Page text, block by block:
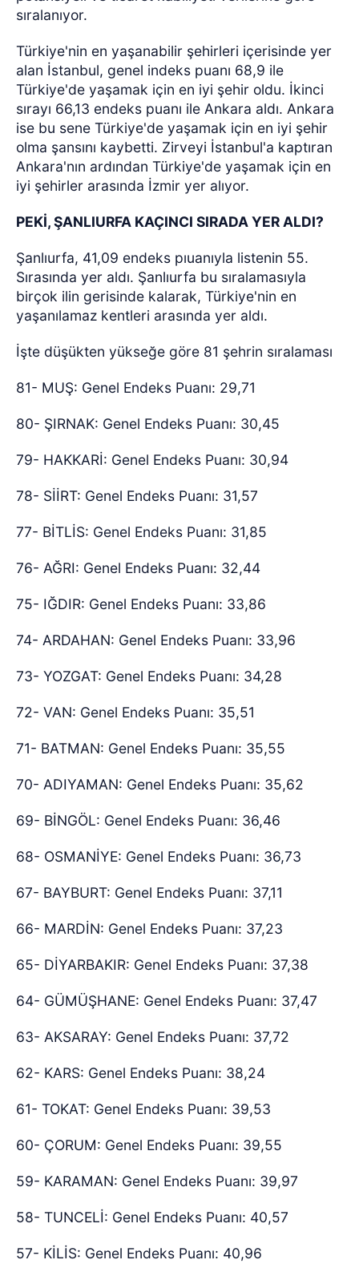
sıralanıyor.
Türkiye'nin en yaşanabilir şehirleri içerisinde yer
alan İstanbul, genel indeks puanı 68,9 ile
Türkiye'de yaşamak için en iyi şehir oldu. İkinci
sırayı 66,13 endeks puanı ile Ankara aldı. Ankara
ise bu sene Türkiye'de yaşamak için en iyi şehir
olma şansını kaybetti. Zirveyi İstanbul'a kaptıran
Ankara'nın ardından Türkiye'de yaşamak için en
iyi şehirler arasında İzmir yer alıyor.
PEKİ, ŞANLIURFA KAÇINCI SIRADA YER ALDI?
Şanlıurfa, 41,09 endeks pıuanıyla listenin 55.
Sırasında yer aldı. Şanlıurfa bu sıralamasıyla
birçok ilin gerisinde kalarak, Türkiye'nin en
yaşanılamaz kentleri arasında yer aldı.
İşte düşükten yükseğe göre 81 şehrin sıralaması
81- MUŞ: Genel Endeks Puanı: 29,71
80- ŞIRNAK: Genel Endeks Puanı: 30,45
79- HAKKARİ: Genel Endeks Puanı: 30,94
78- SİİRT: Genel Endeks Puanı: 31,57
77- BİTLİS: Genel Endeks Puanı: 31,85
76- AĞRI: Genel Endeks Puanı: 32,44
75- IĞDIR: Genel Endeks Puanı: 33,86
74- ARDAHAN: Genel Endeks Puanı: 33,96
73- YOZGAT: Genel Endeks Puanı: 34,28
72- VAN: Genel Endeks Puanı: 35,51
71- BATMAN: Genel Endeks Puanı: 35,55
70- ADIYAMAN: Genel Endeks Puanı: 35,62
69- BİNGÖL: Genel Endeks Puanı: 36,46
68- OSMANİYE: Genel Endeks Puanı: 36,73
67- BAYBURT: Genel Endeks Puanı: 37,11
66- MARDİN: Genel Endeks Puanı: 37,23
65- DİYARBAKIR: Genel Endeks Puanı: 37,38
64- GÜMÜŞHANE: Genel Endeks Puanı: 37,47
63- AKSARAY: Genel Endeks Puanı: 37,72
62- KARS: Genel Endeks Puanı: 38,24
61- TOKAT: Genel Endeks Puanı: 39,53
60- ÇORUM: Genel Endeks Puanı: 39,55
59- KARAMAN: Genel Endeks Puanı: 39,97
58- TUNCELİ: Genel Endeks Puanı: 40,57
57- KİLİS: Genel Endeks Puanı: 40,96